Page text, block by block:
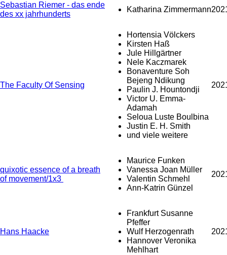
Sebastian Riemer - das ende
des xx jahrhunderts
Katharina Zimmermann
The Faculty Of Sensing
Hortensia Völckers
Kirsten Haß
Jule Hillgärtner
Nele Kaczmarek
Bonaventure Soh
Bejeng Ndikung
Paulin J. Hountondji
Victor U. Emma-
Adamah
Seloua Luste Boulbina
Justin E. H. Smith
und viele weitere
quixotic essence of a breath
of movement/1x3
Maurice Funken
Vanessa Joan Müller
Valentin Schmehl
Ann-Katrin Günzel
Hans Haacke
Frankfurt Susanne
Pfeffer
Wulf Herzogenrath
Hannover Veronika
Mehlhart